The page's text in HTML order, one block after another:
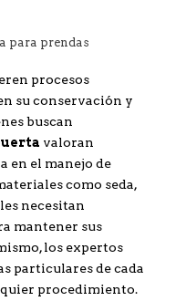
para prendas
procesos
su conservación y
buscan
valoran
en el manejo de
como seda,
necesitan
mantener sus
los expertos
particulares de cada
procedimiento.